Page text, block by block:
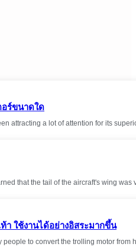
อร์ขนาดใด
attracting a lot of attention for its
that the tail of the aircraft's wing
า ใช้งานได้อย่างอิสระมากขึ้น
people to convert the trolling motor